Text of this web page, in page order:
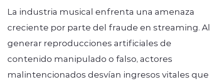
La industria musical enfrenta una amenaza
creciente por parte del fraude en streaming. Al
generar reproducciones artificiales de
contenido manipulado o falso, actores
malintencionados desvían ingresos vitales que